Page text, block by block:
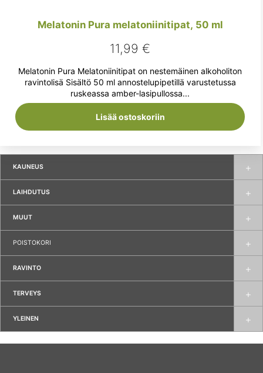
KAUNEUS
LAIHDUTUS
MUUT
POISTOKORI
RAVINTO
TERVEYS
YLEINEN
Melatonin Pura melatoniinitipat, 50 ml
11,99€
Melatonin Pura Melatoniinitipat on nestemäinen alkoholiton
ravintolisä Sisältö 50 ml annostelupipetillä varustetussa
ruskeassa amber-lasipullossa...
Lisää ostoskoriin